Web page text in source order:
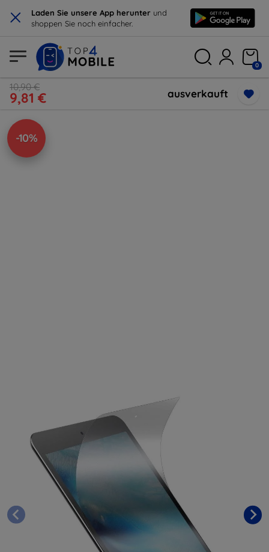
× Laden Sie unsere App herunter und
shoppen Sie noch einfacher.
0
10,90 €
9,81 € ausverkauft
-10%